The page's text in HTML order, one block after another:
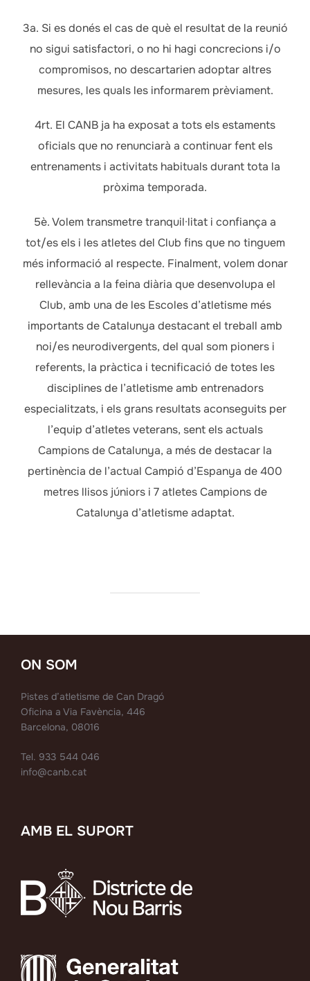
3a. Si es donés el cas de què el resultat de la reunió
no sigui satisfactori, o no hi hagi concrecions i/o
compromisos, no descartarien adoptar altres
mesures, les quals les informarem prèviament.
4rt. El CANB ja ha exposat a tots els estaments
oficials que no renunciarà a continuar fent els
entrenaments i activitats habituals durant tota la
pròxima temporada.
5è. Volem transmetre tranquil·litat i confiança a
tot/es els i les atletes del Club fins que no tinguem
més informació al respecte. Finalment, volem donar
rellevància a la feina diària que desenvolupa el
Club, amb una de les Escoles d’atletisme més
importants de Catalunya destacant el treball amb
noi/es neurodivergents, del qual som pioners i
referents, la pràctica i tecnificació de totes les
disciplines de l’atletisme amb entrenadors
especialitzats, i els grans resultats aconseguits per
l’equip d’atletes veterans, sent els actuals
Campions de Catalunya, a més de destacar la
pertinència de l’actual Campió d’Espanya de 400
metres llisos júniors i 7 atletes Campions de
Catalunya d’atletisme adaptat.
ON SOM
Pistes d’atletisme de Can Dragó
Oficina a Via Favència, 446
Barcelona, 08016
Tel. 933 544 046
info@canb.cat
AMB EL SUPORT